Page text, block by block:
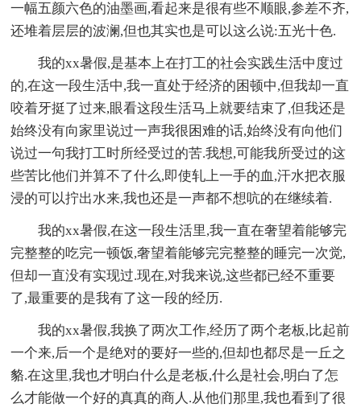
一幅五颜六色的油墨画,看起来是很有些不顺眼,参差不齐,
还堆着层层的波澜,但也其实也是可以这么说:五光十色.
我的xx暑假,是基本上在打工的社会实践生活中度过
的,在这一段生活中,我一直处于经济的困顿中,但我却一直
咬着牙挺了过来,眼看这段生活马上就要结束了,但我还是
始终没有向家里说过一声我很困难的话,始终没有向他们
说过一句我打工时所经受过的苦.我想,可能我所受过的这
些苦比他们并算不了什么,即使轧上一手的血,汗水把衣服
浸的可以拧出水来,我也还是一声都不想吭的在继续着.
我的xx暑假,在这一段生活里,我一直在奢望着能够完
完整整的吃完一顿饭,奢望着能够完完整整的睡完一次觉,
但却一直没有实现过.现在,对我来说,这些都已经不重要
了,最重要的是我有了这一段的经历.
我的xx暑假,我换了两次工作,经历了两个老板,比起前
一个来,后一个是绝对的要好一些的,但却也都尽是一丘之
貉.在这里,我也才明白什么是老板,什么是社会,明白了怎
么才能做一个好的真真的商人.从他们那里,我也看到了很